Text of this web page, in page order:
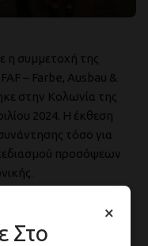
η συμμετοχή της
– Farbe, Ausbau &
στην Κολωνία της
2024. H έκθεση
τόσο για
προσόψεων
×
Στο